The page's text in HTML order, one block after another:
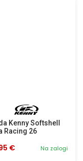
Kenny Softshell
Racing 26
Na zalogi
€